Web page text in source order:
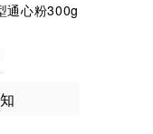
通心粉300g